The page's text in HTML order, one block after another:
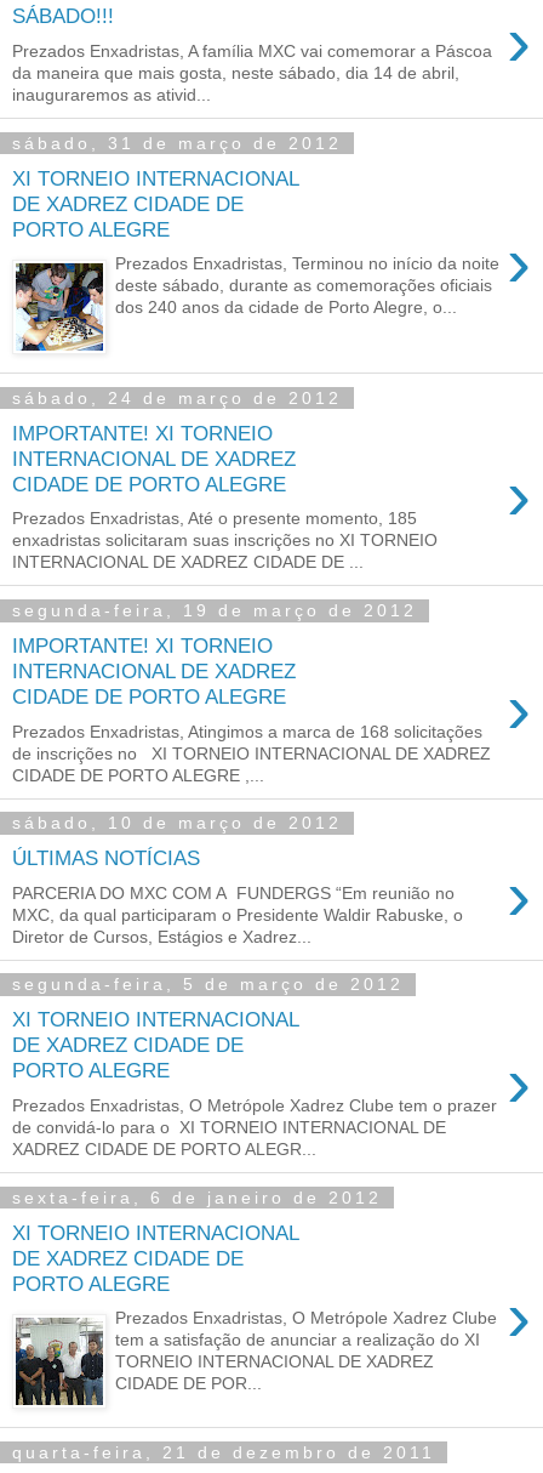
SÁBADO!!!
›
Prezados Enxadristas, A família MXC vai comemorar a Páscoa
da maneira que mais gosta, neste sábado, dia 14 de abril,
inauguraremos as ativid...
sábado, 31 de março de 2012
XI TORNEIO INTERNACIONAL
DE XADREZ CIDADE DE
PORTO ALEGRE
›
Prezados Enxadristas, Terminou no início da noite
deste sábado, durante as comemorações oficiais
dos 240 anos da cidade de Porto Alegre, o...
sábado, 24 de março de 2012
IMPORTANTE! XI TORNEIO
INTERNACIONAL DE XADREZ
›
Prezados Enxadristas, Até o presente momento, 185
enxadristas solicitaram suas inscrições no XI TORNEIO
INTERNACIONAL DE XADREZ CIDADE DE ...
segunda-feira, 19 de março de 2012
IMPORTANTE! XI TORNEIO
INTERNACIONAL DE XADREZ
›
Prezados Enxadristas, Atingimos a marca de 168 solicitações
de inscrições no XI TORNEIO INTERNACIONAL DE XADREZ
CIDADE DE PORTO ALEGRE ,...
sábado, 10 de março de 2012
ÚLTIMAS NOTÍCIAS ›
PARCERIA DO MXC COM A FUNDERGS “Em reunião no
MXC, da qual participaram o Presidente Waldir Rabuske, o
Diretor de Cursos, Estágios e Xadrez...
segunda-feira, 5 de março de 2012
XI TORNEIO INTERNACIONAL
DE XADREZ CIDADE DE
PORTO ALEGRE
›
Prezados Enxadristas, O Metrópole Xadrez Clube tem o prazer
de convidá-lo para o XI TORNEIO INTERNACIONAL DE
XADREZ CIDADE DE PORTO ALEGR...
sexta-feira, 6 de janeiro de 2012
XI TORNEIO INTERNACIONAL
DE XADREZ CIDADE DE
PORTO ALEGRE
›
Prezados Enxadristas, O Metrópole Xadrez Clube
tem a satisfação de anunciar a realização do XI
TORNEIO INTERNACIONAL DE XADREZ
CIDADE DE POR...
quarta-feira, 21 de dezembro de 2011